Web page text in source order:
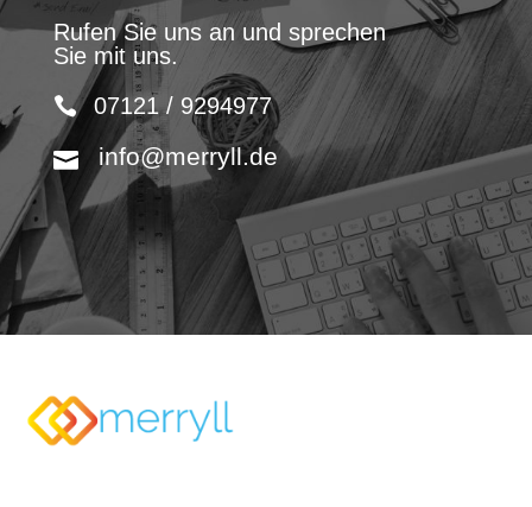
Rufen Sie uns an und sprechen
Sie mit uns.
07121 / 9294977
info@merryll.de